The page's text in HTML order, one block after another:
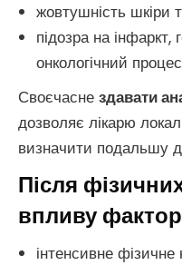
жовтушність шкіри
підозра на інфаркт,
онкологічний процес
Своєчасне здавати
дозволяє лікарю
визначити подальшу
Після
впливу
інтенсивне